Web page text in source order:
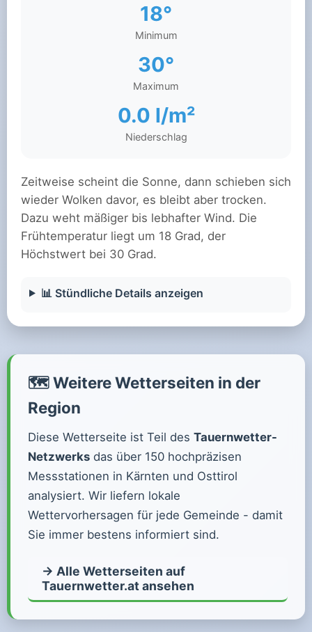
18°
Minimum
30°
Maximum
0.0 l/m²
Niederschlag
Zeitweise scheint die Sonne, dann schieben sich
wieder Wolken davor, es bleibt aber trocken.
Dazu weht mäßiger bis lebhafter Wind. Die
Frühtemperatur liegt um 18 Grad, der
Höchstwert bei 30 Grad.
📊 Stündliche Details anzeigen
🗺️ Weitere Wetterseiten in der
Region
Diese Wetterseite ist Teil des Tauernwetter-
Netzwerks das über 150 hochpräzisen
Messstationen in Kärnten und Osttirol
analysiert. Wir liefern lokale
Wettervorhersagen für jede Gemeinde - damit
Sie immer bestens informiert sind.
→ Alle Wetterseiten auf
Tauernwetter.at ansehen